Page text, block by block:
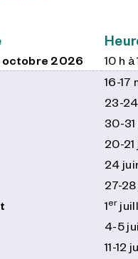
octobre 2026 10 h à
16-17
23-
30-
20-
24
27-
1er
4-5
11-12